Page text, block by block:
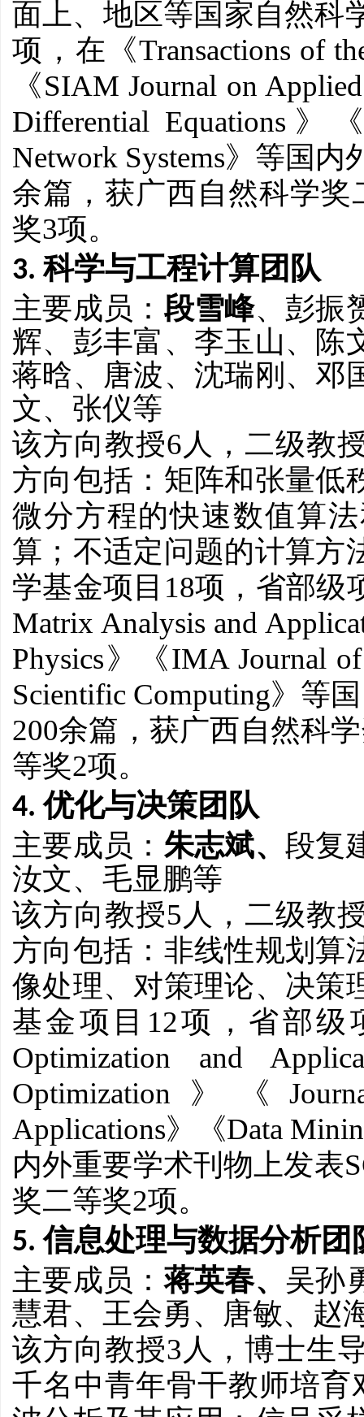
面上、地区等国家自然科
项，在《Transactions of
《SIAM Journal on
Differential Equations 》
Network Systems》等国内
余篇，获广西自然科学奖
奖3项。
3. 科学与工程计算团队
主要成员：段雪峰、彭振
辉、彭丰富、李玉山、陈
蒋晗、唐波、沈瑞刚 、邓
文、张仪等
该方向教授6人，二级教
方向包括：矩阵和张量低
微分方程的快速数值算
算；不适定问题的计算方
学基金项目 18项，省部级
Matrix Analysis and
Physics》 《IMA Journal
Scientific Computing》等
200余篇，获广西自然科
等奖2项。
4. 优化与决策团队
主要成员： 朱志斌、 段复
汝文、 毛显鹏等
该方向教授5人，二级教
方向包括：非线性规划算
像处理、对策理论、决策
基金项目 12项，省部级
Optimization and
Optimization 》《
Applications》《Data
内外重要学术刊物上发表
奖二等奖2项。
5. 信息处理与数据分析团
主要成员：蒋英春、 吴孙
慧君、王会勇、唐敏、赵
该方向教授3人，博士生
千名中青年骨干教师培育